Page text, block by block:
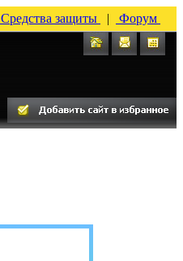
Средства защиты | Форум